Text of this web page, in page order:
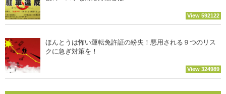
View 592122
ほんとうは怖い運転免許証の紛失！悪用される９つのリス
クに急ぎ対策を！
View 324989